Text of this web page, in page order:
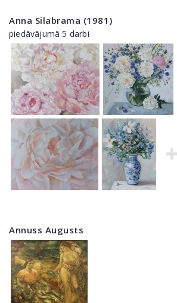
Anna Silabrama (1981)
piedāvājumā 5 darbi
Annuss Augusts